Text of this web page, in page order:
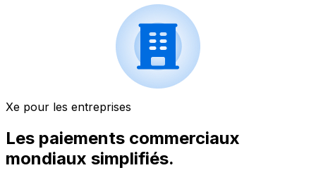
Xe pour les entreprises
Les paiements commerciaux
mondiaux simplifiés.